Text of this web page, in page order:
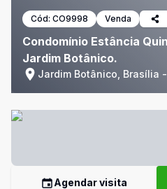
Cód: CO9998 Venda
Condomínio Estância
Jardim Botânico.
Jardim Botânico, Brasília -
Agendar visita